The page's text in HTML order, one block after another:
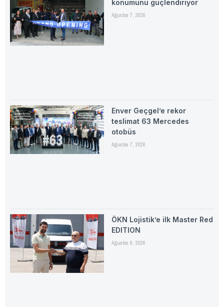
konumunu güçlendiriyor
Ağustos 7, 2026
Enver Geçgel’e rekor
teslimat 63 Mercedes
otobüs
Ağustos 7, 2026
ÖKN Lojistik’e ilk Master Red
EDITION
Ağustos 6, 2026